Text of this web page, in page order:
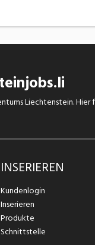
Liechtenstein.
INSERIEREN
Kundenlogin
Inserieren
Produkte
Schnittstelle